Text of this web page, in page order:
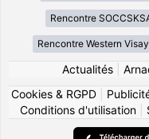
Rencontre
Rencontre Western
Actualités|
Cookies & RGPD
Conditions d'utilisation|